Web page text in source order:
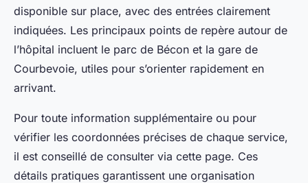
disponible sur place, avec des entrées clairement
indiquées. Les principaux points de repère autour de
l’hôpital incluent le parc de Bécon et la gare de
Courbevoie, utiles pour s’orienter rapidement en
arrivant.
Pour toute information supplémentaire ou pour
vérifier les coordonnées précises de chaque service,
il est conseillé de consulter via cette page. Ces
détails pratiques garantissent une organisation